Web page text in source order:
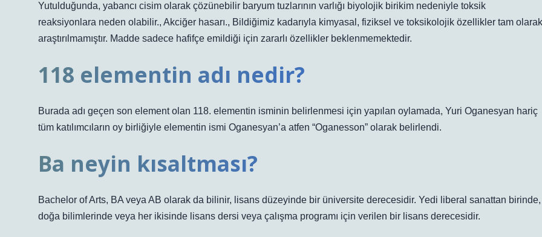
Yutulduğunda, yabancı cisim olarak çözünebilir baryum tuzlarının varlığı biyolojik birikim nedeniyle toksik
reaksiyonlara neden olabilir., Akciğer hasarı., Bildiğimiz kadarıyla kimyasal, fiziksel ve toksikolojik özellikler tam olarak
araştırılmamıştır. Madde sadece hafifçe emildiği için zararlı özellikler beklenmemektedir.
118 elementin adı nedir?
Burada adı geçen son element olan 118. elementin isminin belirlenmesi için yapılan oylamada, Yuri Oganesyan hariç
tüm katılımcıların oy birliğiyle elementin ismi Oganesyan’a atfen “Oganesson” olarak belirlendi.
Ba neyin kısaltması?
Bachelor of Arts, BA veya AB olarak da bilinir, lisans düzeyinde bir üniversite derecesidir. Yedi liberal sanattan birinde,
doğa bilimlerinde veya her ikisinde lisans dersi veya çalışma programı için verilen bir lisans derecesidir.